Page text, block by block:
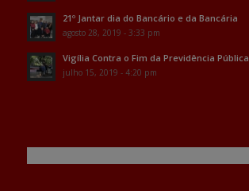
21º Jantar dia do Bancário e da Bancária
agosto 28, 2019 - 3:33 pm
Vigília Contra o Fim da Previdência Pública
julho 15, 2019 - 4:20 pm